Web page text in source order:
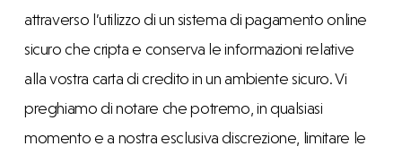
attraverso l’utilizzo di un sistema di pagamento online
sicuro che cripta e conserva le informazioni relative
alla vostra carta di credito in un ambiente sicuro. Vi
preghiamo di notare che potremo, in qualsiasi
momento e a nostra esclusiva discrezione, limitare le